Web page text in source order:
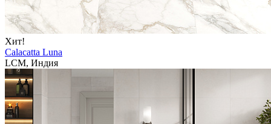
Хит!
Calacatta Luna
LCM, Индия